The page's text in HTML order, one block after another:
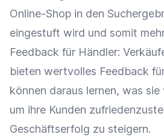
Online-Shop in den
eingestuft wird und somit
Feedback für Händler:
bieten wertvolles Feedback
können daraus lernen, was
um ihre Kunden
Geschäftserfolg zu steigern.